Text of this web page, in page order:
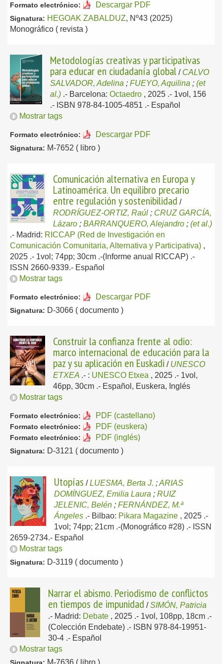
Formato electrónico: Descargar PDF
Signatura: HEGOAK ZABALDUZ, Nº43 (2025)
Monográfico ( revista )
Metodologías creativas y participativas
para educar en ciudadanía global / CALVO
SALVADOR, Adelina ; FUEYO, Aquilina ; (et
al.) .- Barcelona: Octaedro , 2025 .- 1vol, 156
.- ISBN 978-84-1005-4851 .- Español
Mostrar tags
Formato electrónico: Descargar PDF
Signatura: M-7652 ( libro )
Comunicación alternativa en Europa y
Latinoamérica. Un equilibro precario
entre regulación y sostenibilidad /
RODRÍGUEZ-ORTIZ, Raúl ; CRUZ GARCÍA,
Lázaro ; BARRANQUERO, Alejandro ; (et al.)
.- Madrid: RICCAP (Red de Investigación en
Comunicación Comunitaria, Alternativa y Participativa) ,
2025 .- 1vol; 74pp; 30cm .-(Informe anual RICCAP) .-
ISSN 2660-9339.- Español
Mostrar tags
Formato electrónico: Descargar PDF
Signatura: D-3066 ( documento )
Construir la confianza frente al odio:
marco internacional de educación para la
paz y su aplicación en Euskadi / UNESCO
ETXEA .- : UNESCO Etxea , 2025 .- 1vol,
46pp, 30cm .- Español, Euskera, Inglés
Mostrar tags
Formato electrónico: PDF (castellano)
Formato electrónico: PDF (euskera)
Formato electrónico: PDF (inglés)
Signatura: D-3121 ( documento )
Utopías /LUESMA, Berta J. ;ARIAS
DOMÍNGUEZ, Emilia Laura ; RUIZ
JELENIC, Belén ; FERNÁNDEZ, M.ª
Ángeles .- Bilbao: Pikara Magazine , 2025 .-
1vol; 74pp; 21cm .-(Monográfico #28) .- ISSN
2659-2734.- Español
Mostrar tags
Signatura: D-3119 ( documento )
Narrar el abismo. Periodismo de conflictos
en tiempos de impunidad /SIMÓN, Patricia
.- Madrid: Debate , 2025 .- 1vol, 108pp, 18cm .-
(Colección Endebate) .- ISBN 978-84-19951-
30-4 .- Español
Mostrar tags
M-7636 ( libro )